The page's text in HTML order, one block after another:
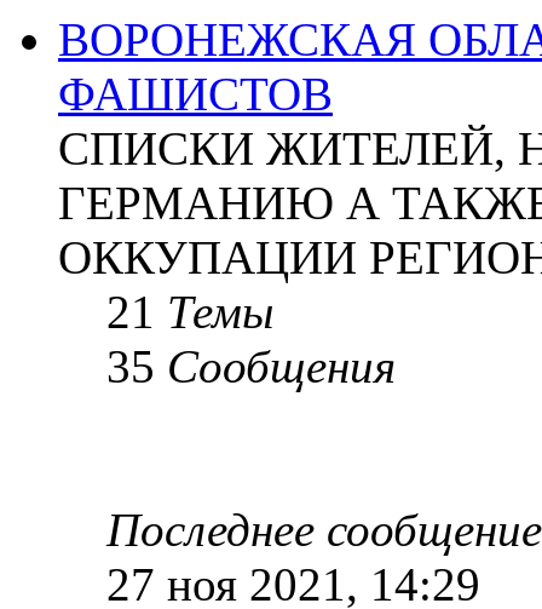
ВОРОНЕЖСКАЯ
ФАШИСТОВ
СПИСКИ ЖИТЕЛЕЙ,
ГЕРМАНИЮ А
ОККУПАЦИИ
21 Темы
35 Сообщения
Последнее сообщение
27 ноя 2021, 14:29